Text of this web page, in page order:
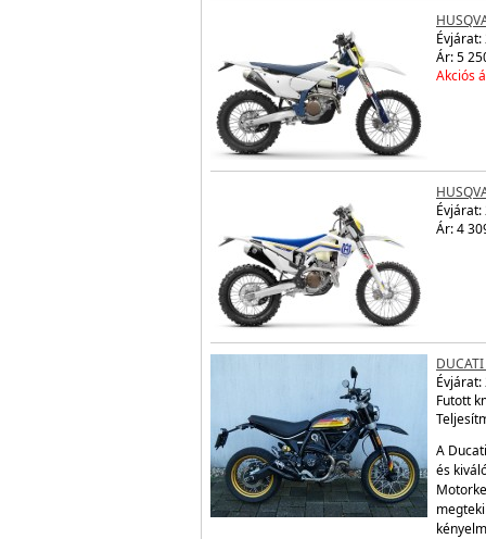
Évjárat:
Ár: 5
Akciós
Évjárat:
Ár: 4
DUCATI
Évjárat:
Futott
A
és